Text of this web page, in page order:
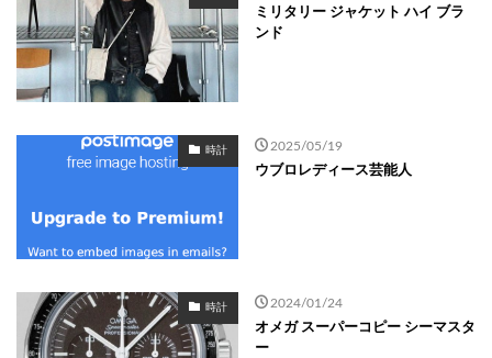
ミリタリー ジャケット ハイ ブラ
ンド
時計 2025/05/19
ウブロレディース芸能人
時計 2024/01/24
オメガ スーパーコピー シーマスタ
ー